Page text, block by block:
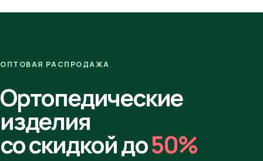
ОПТОВАЯ РАСПРОДАЖА
Ортопедические
изделия
со скидкой до50%